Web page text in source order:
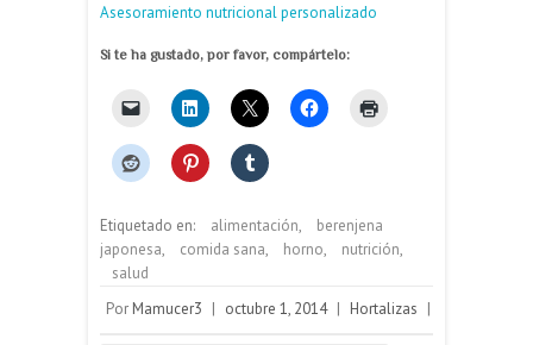
Asesoramiento nutricional personalizado
Si te ha gustado, por favor, compártelo:
Etiquetado en: alimentación,
berenjena
japonesa, comida sana, horno, nutrición,
salud
Por Mamucer3 | octubre 1, 2014 | Hortalizas |